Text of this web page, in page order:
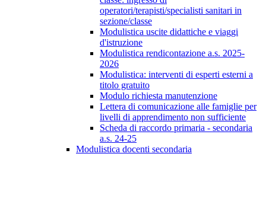
operatori/terapisti/specialisti sanitari in
sezione/classe
Modulistica uscite didattiche e viaggi
d'istruzione
Modulistica rendicontazione a.s. 2025-
2026
Modulistica: interventi di esperti esterni a
titolo gratuito
Modulo richiesta manutenzione
Lettera di comunicazione alle famiglie per
livelli di apprendimento non sufficiente
Scheda di raccordo primaria - secondaria
a.s. 24-25
Modulistica docenti secondaria